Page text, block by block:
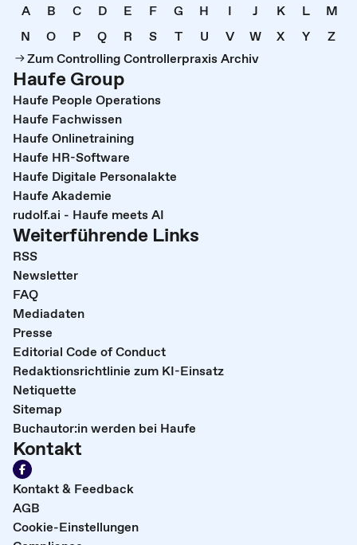
A B C D E F G H I J K L
M
N
O P Q R S T U V W X Y
Z
Zum Controlling Controllerpraxis Archiv
Haufe Group
Haufe People Operations
Haufe Fachwissen
Haufe Onlinetraining
Haufe HR-Software
Haufe Digitale Personalakte
Haufe Akademie
rudolf.ai - Haufe meets AI
Weiterführende Links
RSS
Newsletter
FAQ
Mediadaten
Presse
Editorial Code of Conduct
Redaktionsrichtlinie zum KI-Einsatz
Netiquette
Sitemap
Buchautor:in werden bei Haufe
Kontakt
Kontakt & Feedback
AGB
Cookie-Einstellungen